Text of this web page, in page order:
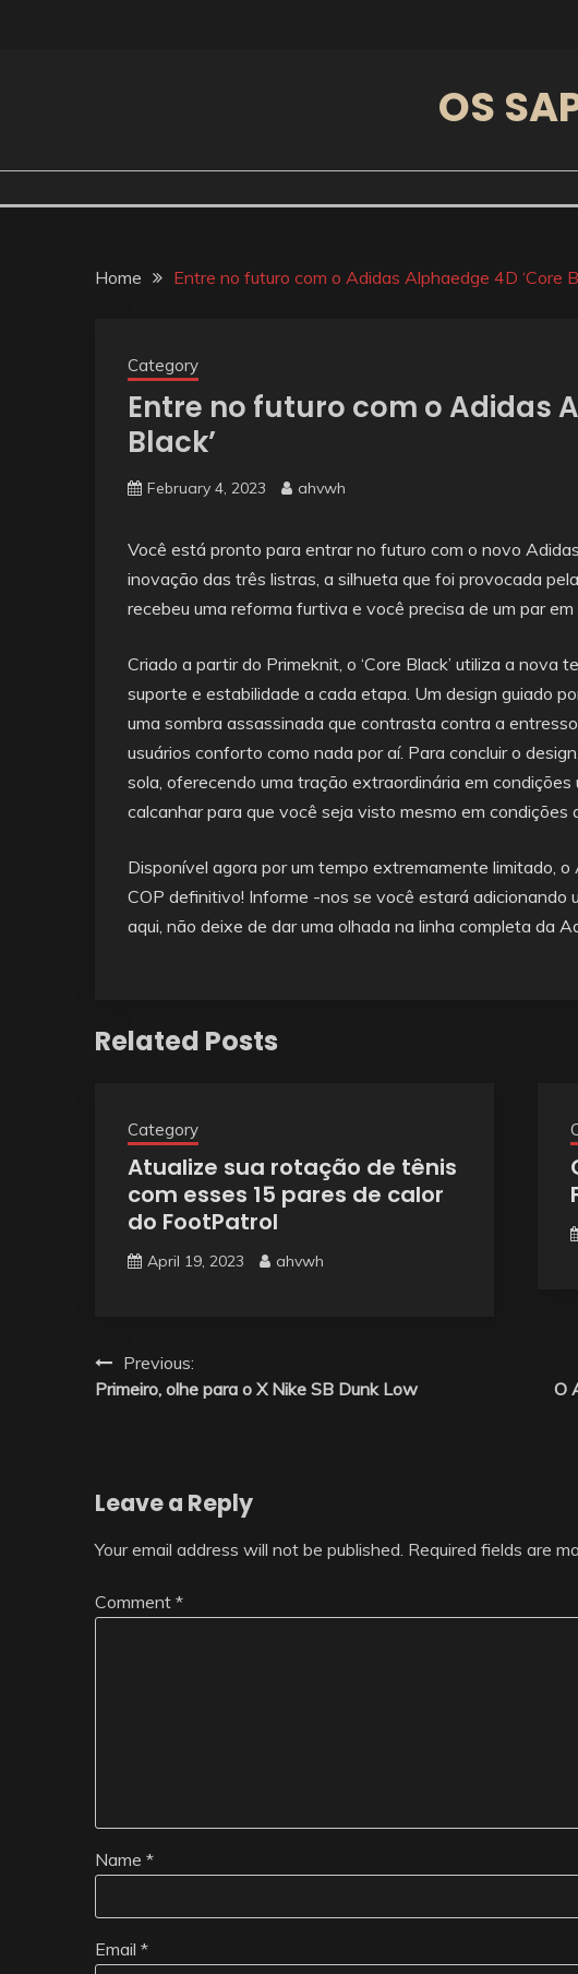
OS
Home Entre no futuro com o Adidas Alphaedge 4D ‘Core
Category
Entre no futuro com o Adidas
Black’
February 4, 2023 ahvwh
Você está pronto para entrar no futuro com o novo
inovação das três listras, a silhueta que foi provocada
recebeu uma reforma furtiva e você precisa de um par em
Criado a partir do Primeknit, o ‘Core Black’ utiliza a nova
suporte e estabilidade a cada etapa. Um design guiado
uma sombra assassinada que contrasta contra a
usuários conforto como nada por aí. Para concluir o
sola, oferecendo uma tração extraordinária em
calcanhar para que você seja visto mesmo em condições
Disponível agora por um tempo extremamente limitado, o
COP definitivo! Informe -nos se você estará adicionando
aqui, não deixe de dar uma olhada na linha completa da
Related Posts
Category
Atualize sua rotação de tênis
com esses 15 pares de calor
do FootPatrol
April 19, 2023 ahvwh
Post
navigation
Previous:
Primeiro, olhe para o X Nike SB Dunk Low
O
Leave a Reply
Your email address will not be published. Required fields are
Comment *
Name *
Email *